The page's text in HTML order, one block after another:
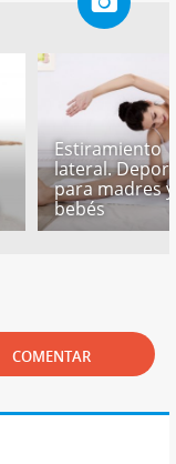
Estiramiento
lateral. Deporte
para madres y
bebés
COMENTAR